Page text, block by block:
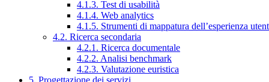
4.1.3. Test di usabilità
4.1.4. Web analytics
4.1.5. Strumenti di mappatura dell’esperienza
4.2. Ricerca secondaria
4.2.1. Ricerca documentale
4.2.2. Analisi benchmark
4.2.3. Valutazione euristica
5. Progettazione dei servizi